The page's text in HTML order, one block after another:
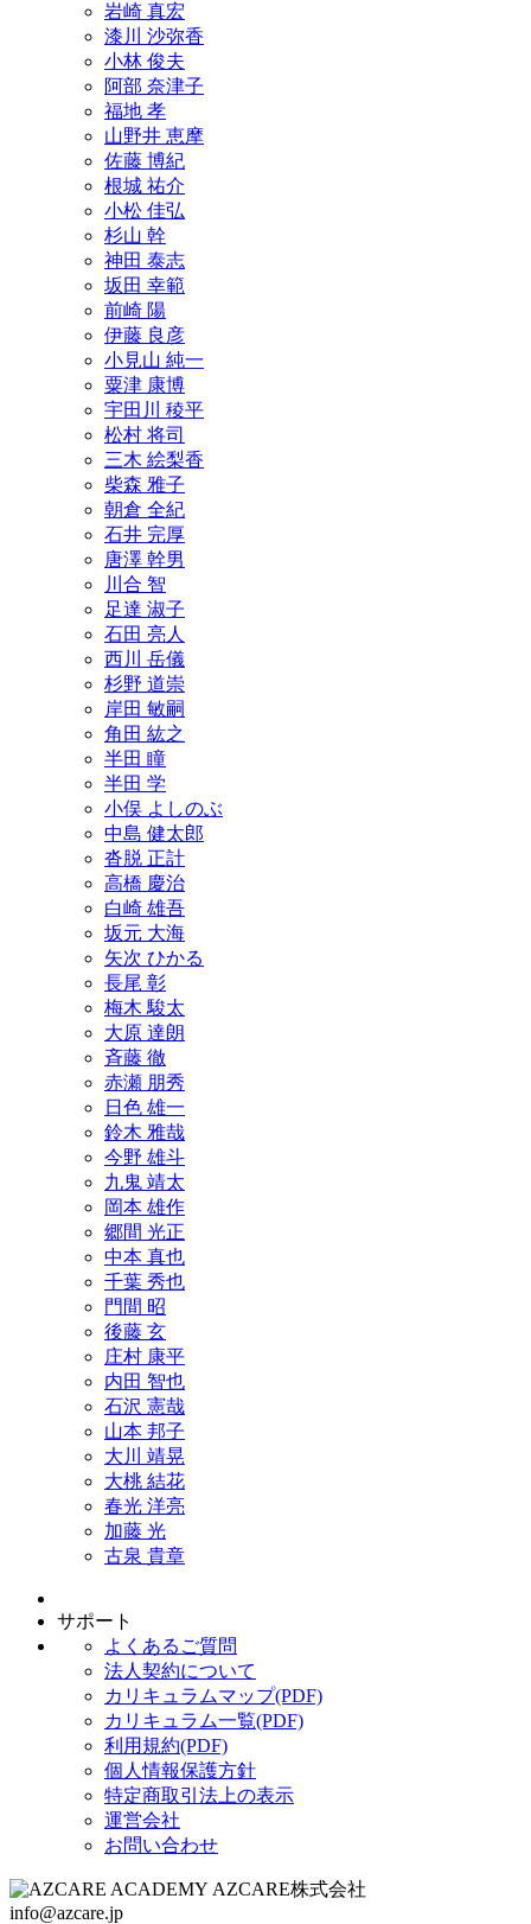
岩崎 真宏
漆川 沙弥香
小林 俊夫
阿部 奈津子
福地 孝
山野井 恵摩
佐藤 博紀
根城 祐介
小松 佳弘
杉山 幹
神田 泰志
坂田 幸範
前崎 陽
伊藤 良彦
小見山 純一
粟津 康博
宇田川 稜平
松村 将司
三木 絵梨香
柴森 雅子
朝倉 全紀
石井 完厚
唐澤 幹男
川合 智
足達 淑子
石田 亮人
西川 岳儀
杉野 道崇
岸田 敏嗣
角田 紘之
半田 瞳
半田 学
小俣 よしのぶ
中島 健太郎
沓脱 正計
高橋 慶治
白崎 雄吾
坂元 大海
矢次 ひかる
長尾 彰
梅木 駿太
大原 達朗
斉藤 徹
赤瀬 朋秀
日色 雄一
鈴木 雅哉
今野 雄斗
九鬼 靖太
岡本 雄作
郷間 光正
中本 真也
千葉 秀也
門間 昭
後藤 玄
庄村 康平
内田 智也
石沢 憲哉
山本 邦子
大川 靖晃
大桃 結花
春光 洋亮
加藤 光
古泉 貴章
サポート
よくあるご質問
法人契約について
カリキュラムマップ(PDF)
カリキュラム一覧(PDF)
利用規約(PDF)
個人情報保護方針
特定商取引法上の表示
運営会社
お問い合わせ
AZCARE株式会社
info@azcare.jp